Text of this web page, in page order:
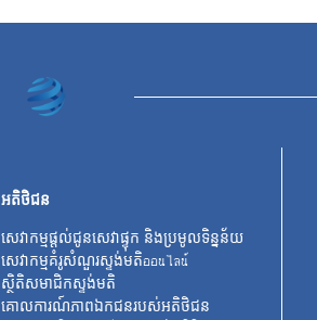
អតិថិជន
សេវាកម្មផ្តល់ជូនសេវាផ្ទុក និងប្រមូលទិន្នន័យ
សេវាកម្មគំរូសំណួរស្ទង់មតិออนไลน์
ស្ថិតិសមាជិកស្ទង់មតិ
គោលការណ៍ភាពឯកជនរបស់អតិថិជន